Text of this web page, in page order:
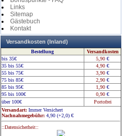
Links
Sitemap
Gästebuch
Kontakt
Versandkosten (Inland)
Bestellung
Versandkosten
bis 35€
5,90 €
35 bis 55€
4,90 €
55 bis 75€
3,90 €
75 bis 85€
2,90 €
85 bis 95€
1,90 €
95 bis 100€
0,90 €
über 100€
Portofrei
Versandart: Immer Versichert
Nachnahmegebühr: 4,90 (+2,0) €
::Datensicherheit::